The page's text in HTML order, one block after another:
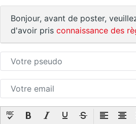
Bonjour, avant de poster,
d'avoir pris connaissance des